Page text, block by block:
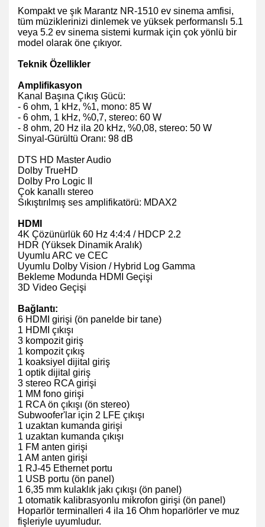
Kompakt ve şık Marantz NR-1510 ev sinema amfisi,
tüm müziklerinizi dinlemek ve yüksek performanslı 5.1
veya 5.2 ev sinema sistemi kurmak için çok yönlü bir
model olarak öne çıkıyor.
Teknik Özellikler
Amplifikasyon
Kanal Başına Çıkış Gücü:
- 6 ohm, 1 kHz, %1, mono: 85 W
- 6 ohm, 1 kHz, %0,7, stereo: 60 W
- 8 ohm, 20 Hz ila 20 kHz, %0,08, stereo: 50 W
Sinyal-Gürültü Oranı: 98 dB
DTS HD Master Audio
Dolby TrueHD
Dolby Pro Logic II
Çok kanallı stereo
Sıkıştırılmış ses amplifikatörü: MDAX2
HDMI
4K Çözünürlük 60 Hz 4:4:4 / HDCP 2.2
HDR (Yüksek Dinamik Aralık)
Uyumlu ARC ve CEC
Uyumlu Dolby Vision / Hybrid Log Gamma
Bekleme Modunda HDMI Geçişi
3D Video Geçişi
Bağlantı:
6 HDMI girişi (ön panelde bir tane)
1 HDMI çıkışı
3 kompozit giriş
1 kompozit çıkış
1 koaksiyel dijital giriş
1 optik dijital giriş
3 stereo RCA girişi
1 MM fono girişi
1 RCA ön çıkışı (ön stereo)
Subwoofer'lar için 2 LFE çıkışı
1 uzaktan kumanda girişi
1 uzaktan kumanda çıkışı
1 FM anten girişi
1 AM anten girişi
1 RJ-45 Ethernet portu
1 USB portu (ön panel)
1 6,35 mm kulaklık jakı çıkışı (ön panel)
1 otomatik kalibrasyonlu mikrofon girişi (ön panel)
Hoparlör terminalleri 4 ila 16 Ohm hoparlörler ve muz
fişleriyle uyumludur.